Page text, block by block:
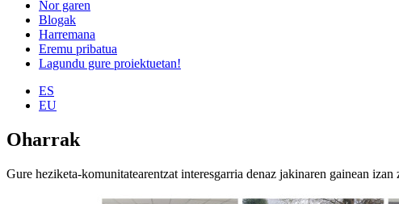
Nor garen
Blogak
Harremana
Eremu pribatua
Lagundu gure proiektuetan!
ES
EU
Oharrak
Gure heziketa-komunitatearentzat interesgarria denaz jakinaren gainean